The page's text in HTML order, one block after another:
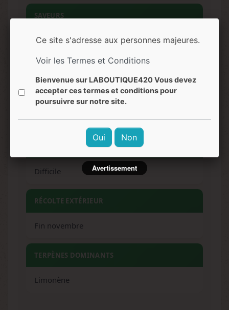
SAVEURS
Fruits des bois, citron, épices orientales, bois,
EFFETS
Psychédélique, énergisant, euphorisant,
stimulant mental, créatif
NIVEAU DE DIFFICULTÉ
Difficile
RÉCOLTE EXTÉRIEUR
Fin novembre
TERPÈNES DOMINANTS
Limonène
Ce site s'adresse aux personnes majeures.
Voir les Termes et Conditions
Bienvenue sur LABOUTIQUE420 Vous devez
accepter ces termes et conditions pour
poursuivre sur notre site.
Oui Non
Avertissement